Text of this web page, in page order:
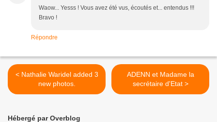
Waow... Yesss ! Vous avez été vus, écoutés et... entendus !!!
Bravo !
Répondre
< Nathalie Waridel added 3
new photos.
ADENN et Madame la
secrétaire d'Etat >
Hébergé par Overblog